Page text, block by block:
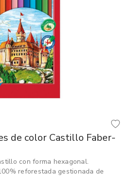
›
›
›
›
de color Castillo Faber-
con forma hexagonal.
reforestada gestionada de